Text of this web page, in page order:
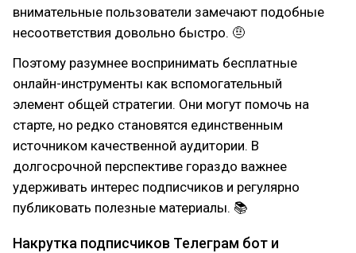
внимательные пользователи замечают подобные
несоответствия довольно быстро. 🤨
Поэтому разумнее воспринимать бесплатные
онлайн-инструменты как вспомогательный
элемент общей стратегии. Они могут помочь на
старте, но редко становятся единственным
источником качественной аудитории. В
долгосрочной перспективе гораздо важнее
удерживать интерес подписчиков и регулярно
публиковать полезные материалы. 📚
Накрутка подписчиков Телеграм бот и